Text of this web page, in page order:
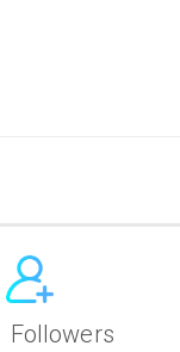
Followers